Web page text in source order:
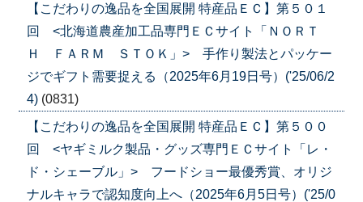
【こだわりの逸品を全国展開 特産品ＥＣ】第５０１
回 <北海道農産加工品専門ＥＣサイト「ＮＯＲＴ
Ｈ ＦＡＲＭ ＳＴＯＫ」> 手作り製法とパッケー
ジでギフト需要捉える（2025年6月19日号）('25/06/2
4) (0831)
【こだわりの逸品を全国展開 特産品ＥＣ】第５００
回 <ヤギミルク製品・グッズ専門ＥＣサイト「レ・
ド・シェーブル」> フードショー最優秀賞、オリジ
ナルキャラで認知度向上へ（2025年6月5日号）('25/0